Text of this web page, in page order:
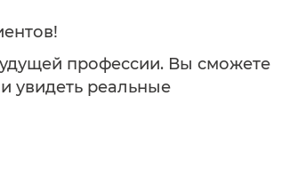
профессии. Вы сможете
увидеть реальные